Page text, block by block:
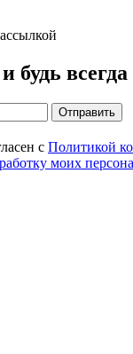
будь всегда
Отправить
с Политикой
моих